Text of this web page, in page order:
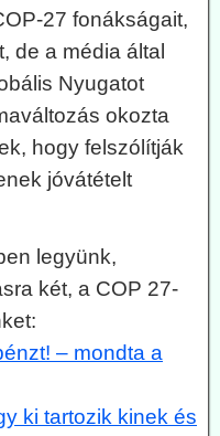
27 fonákságait,
de a média által
Nyugatot
okozta
hogy felszólítják
jóvátételt
legyünk,
két, a COP 27-
– mondta a
ki tartozik kinek és